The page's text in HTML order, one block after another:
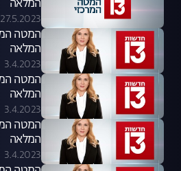
המלאה
27.5.2023
המלאה
3.4.2023
המלאה
3.4.2023
המלאה
3.4.2023